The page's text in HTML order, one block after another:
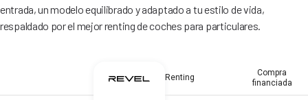
entrada, un modelo equilibrado y adaptado a tu estilo de vida,
respaldado por el mejor renting de coches para particulares.
Renting
Compra
financiada